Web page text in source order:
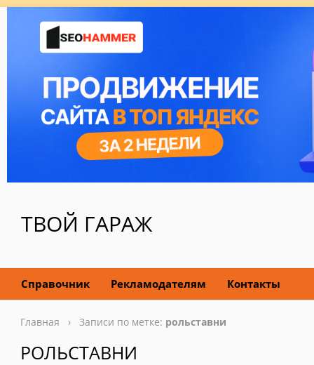
ТВОЙ ГАРАЖ
Справочник Рекламодателям Контакты
Главная › Записи по метке: рольставни
РОЛЬСТАВНИ